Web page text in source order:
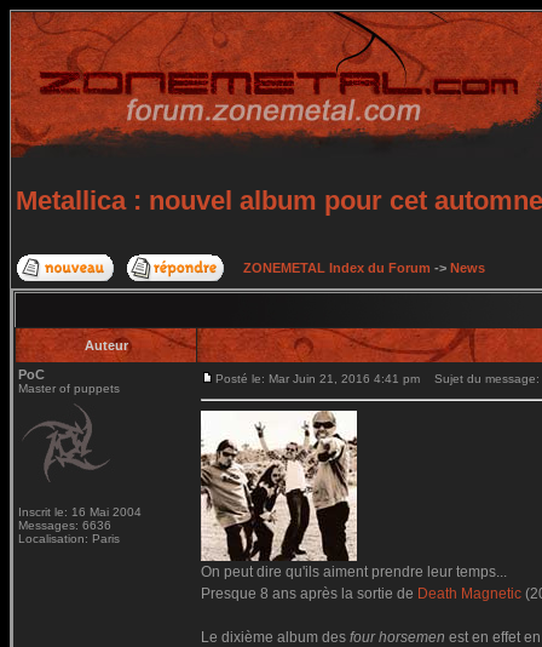
Metallica : nouvel album pour cet automne
ZONEMETAL Index du Forum -> News
Auteur
PoC
Master of puppets
Inscrit le: 16 Mai 2004
Messages: 6636
Localisation: Paris
Posté le: Mar Juin 21, 2016 4:41 pm Sujet du message:
On peut dire qu'ils aiment prendre leur temps...
Presque 8 ans après la sortie de Death Magnetic
Le dixième album des four horsemen est en effet